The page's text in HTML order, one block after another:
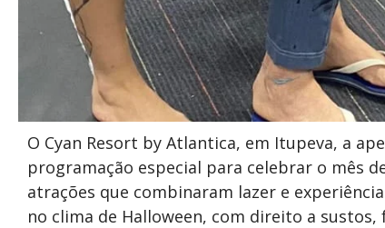
O Cyan Resort by Atlantica, em Itupeva, a
programação especial para celebrar o mês
atrações que combinaram lazer e
no clima de Halloween, com direito a sustos,